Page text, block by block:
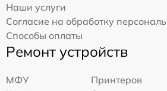
Наши услуги
Согласие на обработку
Способы оплаты
Ремонт устройств
МФУ
Принтеров